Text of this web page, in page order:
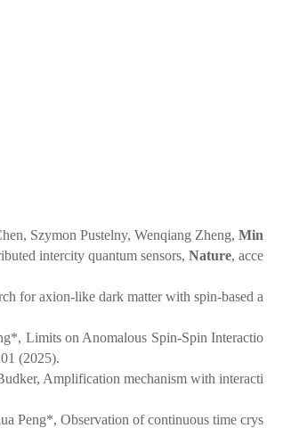
Szymon Pustelny, Wenqiang Zheng,Min
intercity quantum sensors, Nature, acce
for axion-like dark matter with spin-based a
Limits on Anomalous Spin-Spin Interactio
(2025).
Amplification mechanism with interacti
Peng*, Observation of continuous time crys